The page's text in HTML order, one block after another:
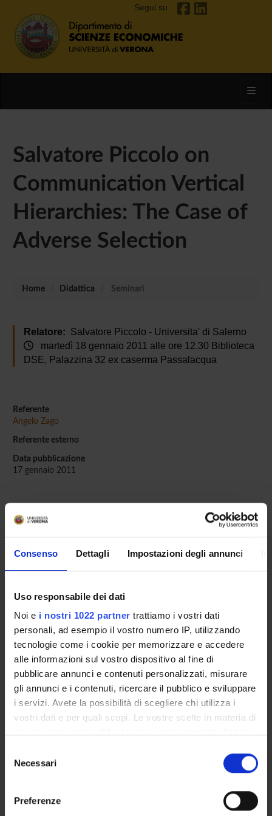
Consenso Dettagli Impostazioni degli annunci
Uso responsabile dei dati
Noi e i nostri 1022 partner trattiamo i vostri dati
personali, ad esempio il vostro numero IP, utilizzando
tecnologie come i cookie per memorizzare e accedere
alle informazioni sul vostro dispositivo al fine di
pubblicare annunci e contenuti personalizzati, misurare
gli annunci e i contenuti, ricercare il pubblico e sviluppare
i servizi. Avete la possibilità di scegliere chi utilizza i
vostri dati e per quali scopi. Le vostre scelte in materia di
modificare o revocare il proprio consenso in qualsiasi
momento dalla Dichiarazione sui cookie o facendo clic
delNecessari
Preferenze
Segui su
Salvatore Piccolo on
Communication Vertical
Hierarchies: The Case of
Adverse Selection
Home Didattica Seminari
Relatore: Salvatore Piccolo - Universita' di Salerno
martedì 18 gennaio 2011 alle ore 12.30 Biblioteca
DSE, Palazzina 32 ex caserma Passalacqua
Referente
Angelo Zago
Referente esterno
Data pubblicazione
17 gennaio 2011
DOTTORATI, MASTER E FORMAZIONE SUPERIORE
Contatti
Persone
Luoghi